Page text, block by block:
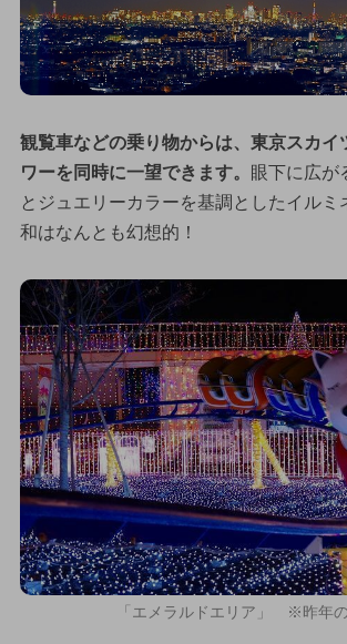
観覧車などの乗り物からは、東京スカイ
ワーを同時に一望できます。
眼下に広が
とジュエリーカラーを基調としたイルミ
和はなんとも幻想的！
「エメラルドエリア」 ※昨年